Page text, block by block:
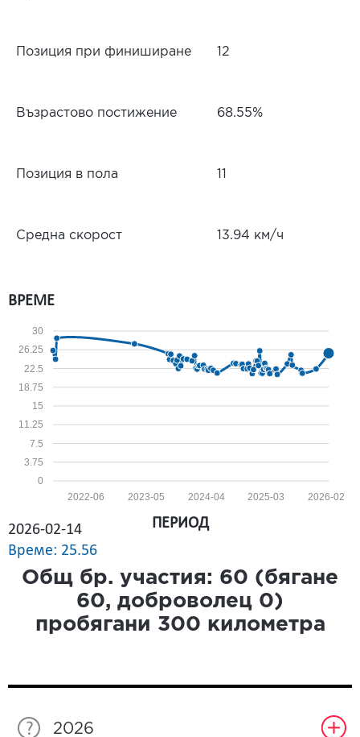
Позиция при финиширане 12
Възрастово постижение 68.55%
Позиция в пола
Средна скорост 13.94 км/ч
ВРЕМЕ
0
3.75
7.5
11.25
15
18.75
22.5
26.25
30
2026-02
2025-03
2024-04
2023-05
2022-06
2026-02-14
Време: 25.56
ПЕРИОД
Общ бр. участия: 60 (бягане
60, доброволец 0)
пробягани 300 километра
2026